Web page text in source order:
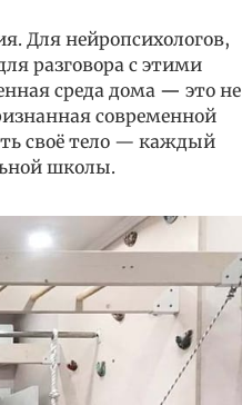
Для нейропсихологов,
разговора с этими
среда дома —это не
современной
своё тело — каждый
школы.